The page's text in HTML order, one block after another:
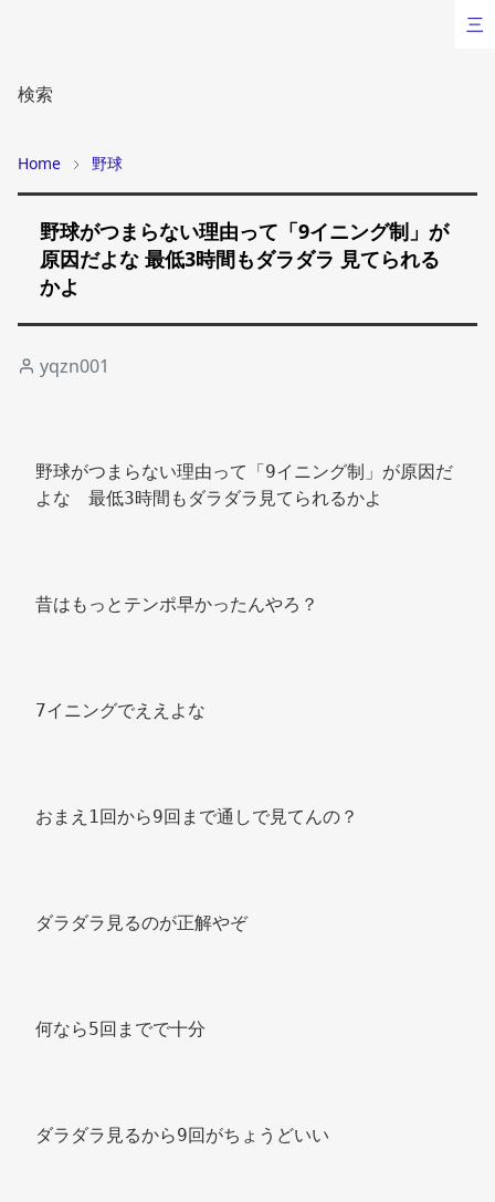
検索
Home 野球
野球がつまらない理由って「9イニング制」が
原因だよな 最低3時間もダラダラ 見てられる
かよ
yqzn001
野球がつまらない理由って「9イニング制」が原因だ
よな　最低3時間もダラダラ見てられるかよ
昔はもっとテンポ早かったんやろ？
7イニングでええよな
おまえ1回から9回まで通しで見てんの？
ダラダラ見るのが正解やぞ
何なら5回までで十分
ダラダラ見るから9回がちょうどいい
三